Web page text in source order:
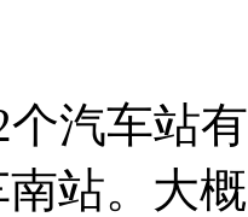
汽车站
站。大